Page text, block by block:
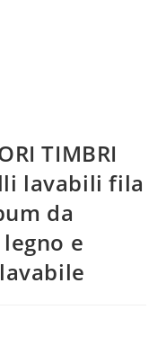
TIMBRI
lavabili fila
da
e